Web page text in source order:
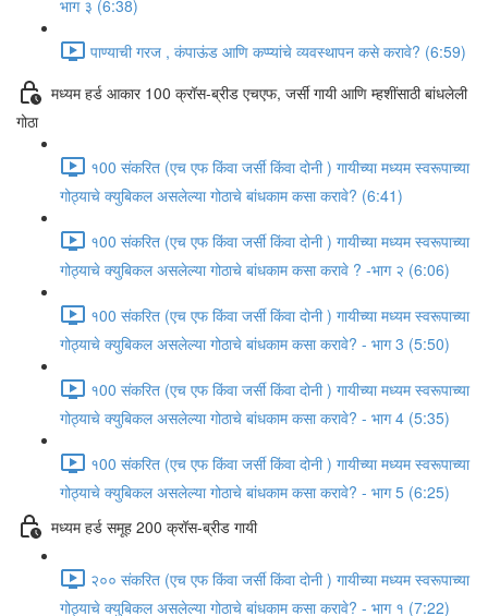
भाग ३ (6:38)
पाण्याची गरज , कंपाऊंड आणि कप्प्यांचे व्यवस्थापन कसे करावे? (6:59)
मध्यम हर्ड आकार 100 क्रॉस-ब्रीड एचएफ, जर्सी गायी आणि म्हशींसाठी बांधलेली
गोठा
१00 संकरित (एच एफ किंवा जर्सी किंवा दोनी ) गायीच्या मध्यम स्वरूपाच्या
गोठ्याचे क्युबिकल असलेल्या गोठाचे बांधकाम कसा करावे? (6:41)
१00 संकरित (एच एफ किंवा जर्सी किंवा दोनी ) गायीच्या मध्यम स्वरूपाच्या
गोठ्याचे क्युबिकल असलेल्या गोठाचे बांधकाम कसा करावे ? -भाग २ (6:06)
१00 संकरित (एच एफ किंवा जर्सी किंवा दोनी ) गायीच्या मध्यम स्वरूपाच्या
गोठ्याचे क्युबिकल असलेल्या गोठाचे बांधकाम कसा करावे? - भाग 3 (5:50)
१00 संकरित (एच एफ किंवा जर्सी किंवा दोनी ) गायीच्या मध्यम स्वरूपाच्या
गोठ्याचे क्युबिकल असलेल्या गोठाचे बांधकाम कसा करावे? - भाग 4 (5:35)
१00 संकरित (एच एफ किंवा जर्सी किंवा दोनी ) गायीच्या मध्यम स्वरूपाच्या
गोठ्याचे क्युबिकल असलेल्या गोठाचे बांधकाम कसा करावे? - भाग 5 (6:25)
मध्यम हर्ड समूह 200 क्रॉस-ब्रीड गायी
२०० संकरित (एच एफ किंवा जर्सी किंवा दोनी ) गायीच्या मध्यम स्वरूपाच्या
गोठ्याचे क्युबिकल असलेल्या गोठाचे बांधकाम कसा करावे? - भाग १ (7:22)